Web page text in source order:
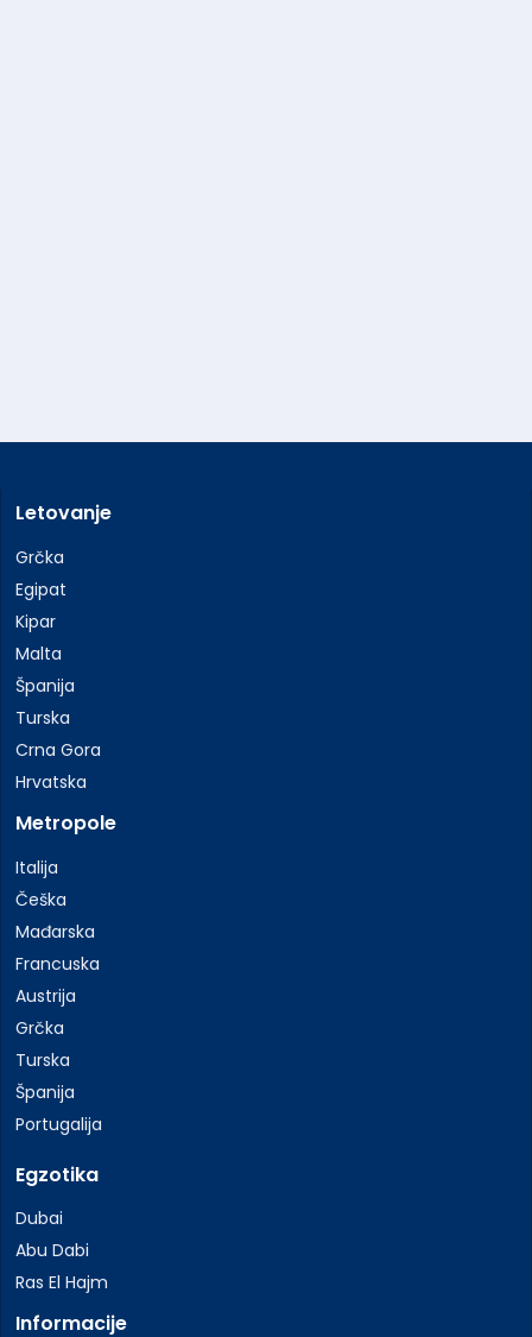
Letovanje
Grčka
Egipat
Kipar
Malta
Španija
Turska
Crna Gora
Hrvatska
Metropole
Italija
Češka
Mađarska
Francuska
Austrija
Grčka
Turska
Španija
Portugalija
Egzotika
Dubai
Abu Dabi
Ras El Hajm
Informacije